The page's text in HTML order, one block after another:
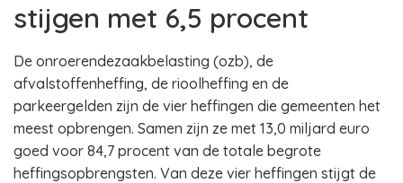
stijgen met 6,5 procent
De onroerendezaakbelasting (ozb), de
afvalstoffenheffing, de rioolheffing en de
parkeergelden zijn de vier heffingen die gemeenten het
meest opbrengen. Samen zijn ze met 13,0 miljard euro
goed voor 84,7 procent van de totale begrote
heffingsopbrengsten. Van deze vier heffingen stijgt de